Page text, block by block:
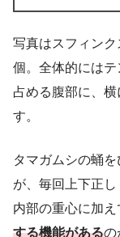
写真はスフィン
個。全体的には
占める腹部に、
す。
タマガムシの蛹
が、毎回上下正
内部の重心に加え
する機能があるの